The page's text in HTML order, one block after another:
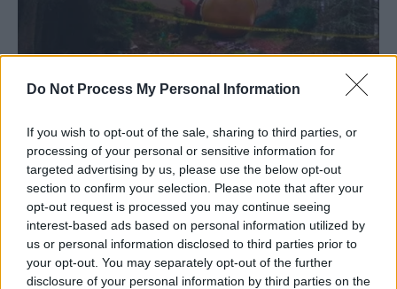
Do Not Process My Personal Information
If you wish to opt-out of the sale, sharing to third parties, or
processing of your personal or sensitive information for
targeted advertising by us, please use the below opt-out
section to confirm your selection. Please note that after your
opt-out request is processed you may continue seeing
interest-based ads based on personal information utilized by
us or personal information disclosed to third parties prior to
your opt-out. You may separately opt-out of the further
disclosure of your personal information by third parties on the